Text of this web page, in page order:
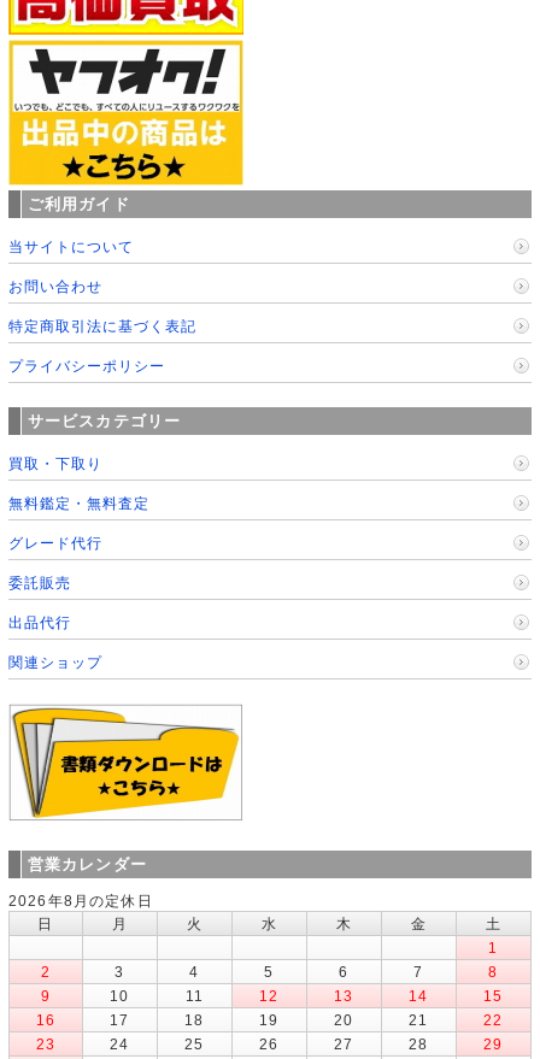
ご利用ガイド
当サイトについて
お問い合わせ
特定商取引法に基づく表記
プライバシーポリシー
サービスカテゴリー
買取・下取り
無料鑑定・無料査定
グレード代行
委託販売
出品代行
関連ショップ
営業カレンダー
2026年8月の定休日
日
月 火 水 木 金
土
1
2
3 4 5 6 7
8
9
10 11 12 13 14
15
16
17 18 19 20 21
22
23
24 25 26 27 28
29